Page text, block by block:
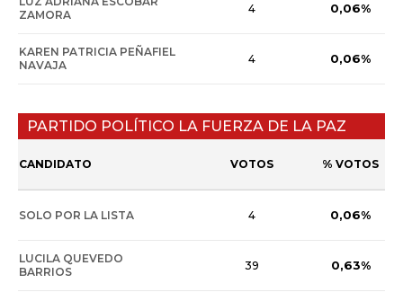
ZAMORA
4 0,06%
KAREN PATRICIA PEÑAFIEL
NAVAJA
4 0,06%
PARTIDO POLÍTICO LA FUERZA DE LA PAZ
CANDIDATO VOTOS % VOTOS
SOLO POR LA LISTA 4 0,06%
LUCILA QUEVEDO
BARRIOS
39 0,63%